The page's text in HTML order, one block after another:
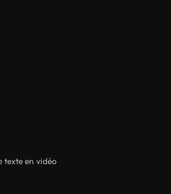
texte en vidéo